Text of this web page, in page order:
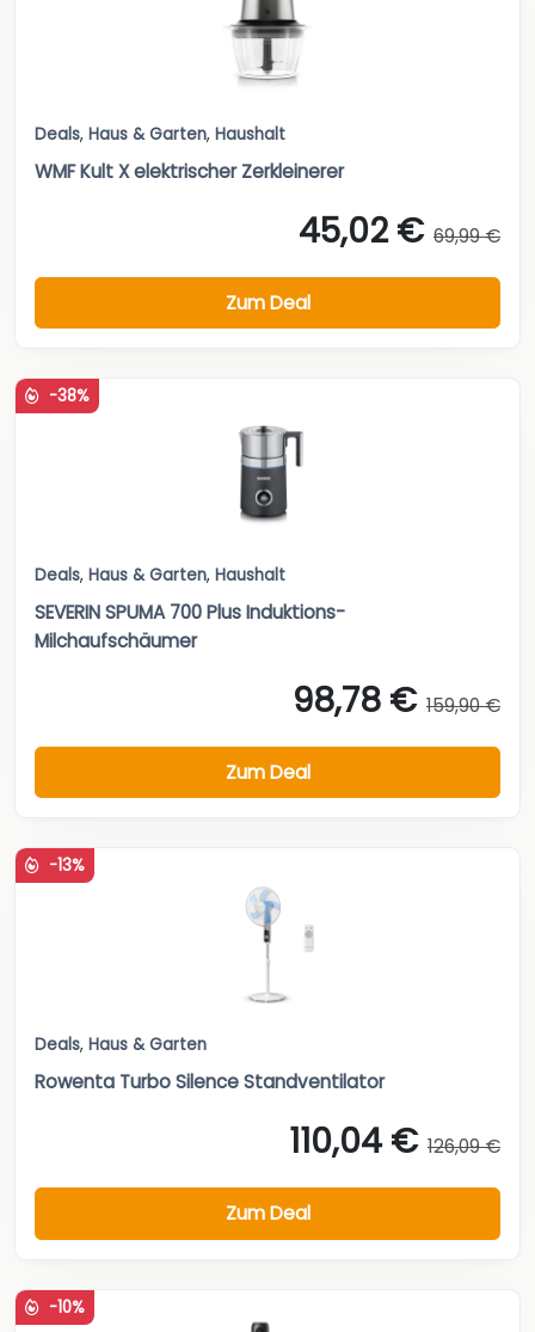
Deals, Haus & Garten, Haushalt
WMF Kult X elektrischer Zerkleinerer
45,02 € 69,99 €
Zum Deal
-38%
Deals, Haus & Garten, Haushalt
SEVERIN SPUMA 700 Plus Induktions-
Milchaufschäumer
98,78 € 159,90 €
Zum Deal
-13%
Deals, Haus & Garten
Rowenta Turbo Silence Standventilator
110,04 € 126,09 €
Zum Deal
-10%